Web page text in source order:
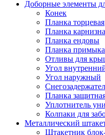
Доборные элементы
Конек
Планка торцевая
Планка
Планка ендовы
Планка
Отливы для
Угол
Угол наружный
Планка
Уплотнитель
Колпаки для
Металлический
Штакетник